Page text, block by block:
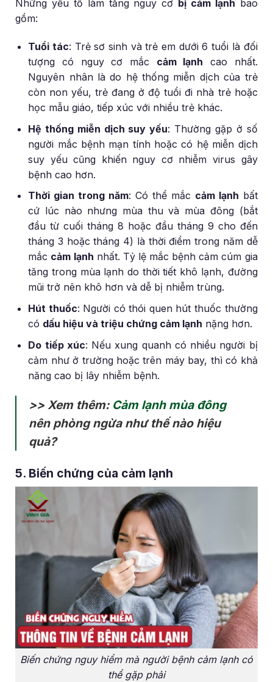
Những yếu tố làm tăng nguy cơ bị cảm lạnh bao
gồm:
Tuổi tác: Trẻ sơ sinh và trẻ em dưới 6 tuổi là đối
tượng có nguy cơ mắc cảm lạnh cao nhất.
Nguyên nhân là do hệ thống miễn dịch của trẻ
còn non yếu, trẻ đang ở độ tuổi đi nhà trẻ hoặc
học mẫu giáo, tiếp xúc với nhiều trẻ khác.
Hệ thống miễn dịch suy yếu: Thường gặp ở số
người mắc bệnh mạn tính hoặc có hệ miễn dịch
suy yếu cũng khiến nguy cơ nhiễm virus gây
bệnh cao hơn.
Thời gian trong năm: Có thể mắc cảm lạnh bất
cứ lúc nào nhưng mùa thu và mùa đông (bắt
đầu từ cuối tháng 8 hoặc đầu tháng 9 cho đến
tháng 3 hoặc tháng 4) là thời điểm trong năm dễ
mắc cảm lạnh nhất. Tỷ lệ mắc bệnh cảm cúm gia
tăng trong mùa lạnh do thời tiết khô lạnh, đường
mũi trở nên khô hơn và dễ bị nhiễm trùng.
Hút thuốc: Người có thói quen hút thuốc thường
có dấu hiệu và triệu chứng cảm lạnh nặng hơn.
Do tiếp xúc: Nếu xung quanh có nhiều người bị
cảm như ở trường hoặc trên máy bay, thì có khả
năng cao bị lây nhiễm bệnh.
>> Xem thêm: Cảm lạnh mùa đông
nên phòng ngừa như thế nào hiệu
quả?
5. Biến chứng của cảm lạnh
Biến chứng nguy hiểm mà người bệnh cảm lạnh có
thể gặp phải